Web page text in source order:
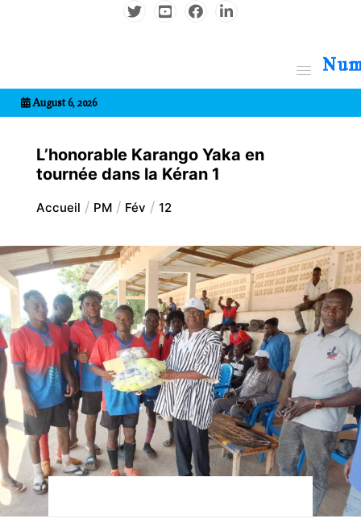
August 6, 2026
L’honorable Karango Yaka en
tournée dans la Kéran 1
Accueil PM Fév 12